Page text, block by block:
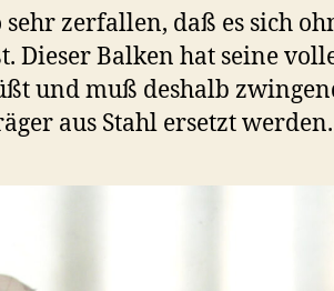
sehr zerfallen, daß es sich
Dieser Balken hat seine
und muß deshalb
aus Stahl ersetzt werden.